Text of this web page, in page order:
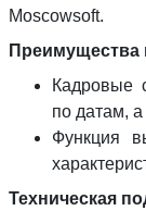
Moscowsoft.
Преимущества
Кадровые
по датам,
Функция
Техническая